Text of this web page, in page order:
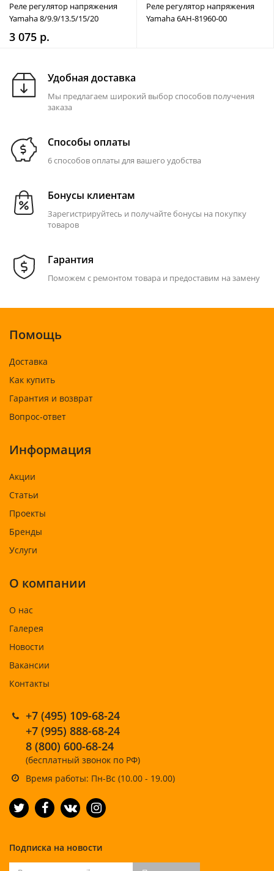
Реле регулятор напряжения
Yamaha 8/9.9/13.5/15/20
3 075 р.
Реле регулятор напряжения
Yamaha 6AH-81960-00
Удобная доставка
Мы предлагаем широкий выбор способов получения
заказа
Способы оплаты
6 способов оплаты для вашего удобства
Бонусы клиентам
Зарегистрируйтесь и получайте бонусы на покупку
товаров
Гарантия
Поможем с ремонтом товара и предоставим на замену
Помощь
Доставка
Как купить
Гарантия и возврат
Вопрос-ответ
Информация
Акции
Статьи
Проекты
Бренды
Услуги
О компании
О нас
Галерея
Новости
Вакансии
Контакты
+7 (495) 109-68-24
+7 (995) 888-68-24
8 (800) 600-68-24
(бесплатный звонок по РФ)
Время работы: Пн-Вс (10.00 - 19.00)
Подписка на новости